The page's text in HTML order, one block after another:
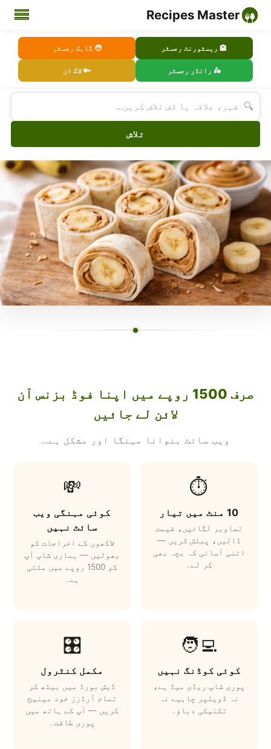
Recipes Master
🏨 ریسٹورنٹ رجسٹر 🧑 گاہک رجسٹر
🛵 رائڈر رجسٹر 🔑 لاگ ان
🔍
تلاش
صرف 1500 روپے میں اپنا فوڈ بزنس آن
لائن لے جائیں
ویب سائٹ بنوانا مہنگا اور مشکل ہے...
⏱️
10 منٹ میں تیار
تصاویر لگائیں، قیمت
ڈالیں، پبلش کریں —
اتنی آسانی کہ بچہ بھی
کر لے۔
💸
کوئی مہنگی ویب
سائٹ نہیں
لاکھوں کے اخراجات کو
بھولیں — ہماری شاپ آپ
کو 1500 روپے میں ملتی
ہے۔
🧑‍💻
کوئی کوڈنگ نہیں
پوری شاپ ریڈی میڈ ہے،
نہ ڈویلپر چاہیے نہ
تکنیکی دباؤ۔
🎛️
مکمل کنٹرول
ڈیش بورڈ میں بیٹھ کر
تمام آرڈرز خود مینیج
کریں — آپ کے ہاتھ میں
پوری طاقت۔